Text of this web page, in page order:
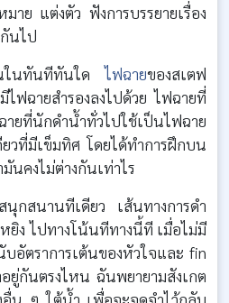
าย แต่งตัว ฟังการบรรยายเรื่อง
นไป
นในทันทีทันใดไฟฉายของสเตฟ
ฟฉายสำรองลงไปด้วย ไฟฉายที่
นักดำน้ำทั่วไปใช้เป็นไฟฉาย
วที่มีเข็มทิศ โดยได้ทำการฝึกบน
นคงไม่ต่างกันเท่าไร
นุกสนานทีเดียว เส้นทางการดำ
ยิง ไปทางโน้นทีทางนี้ที เมื่อไม่มี
อัตราการเต้นของหัวใจและ fin
ยู่กันตรงไหน ฉันพยายามสังเกต